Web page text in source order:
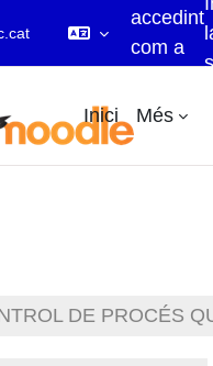
accedint
com a
Inici Més
DE PROCÉS